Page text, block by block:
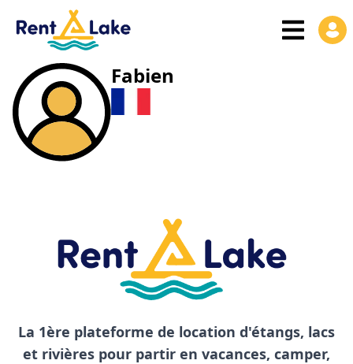
Fabien
La 1ère plateforme de location d'étangs, lacs
et rivières pour partir en vacances, camper,